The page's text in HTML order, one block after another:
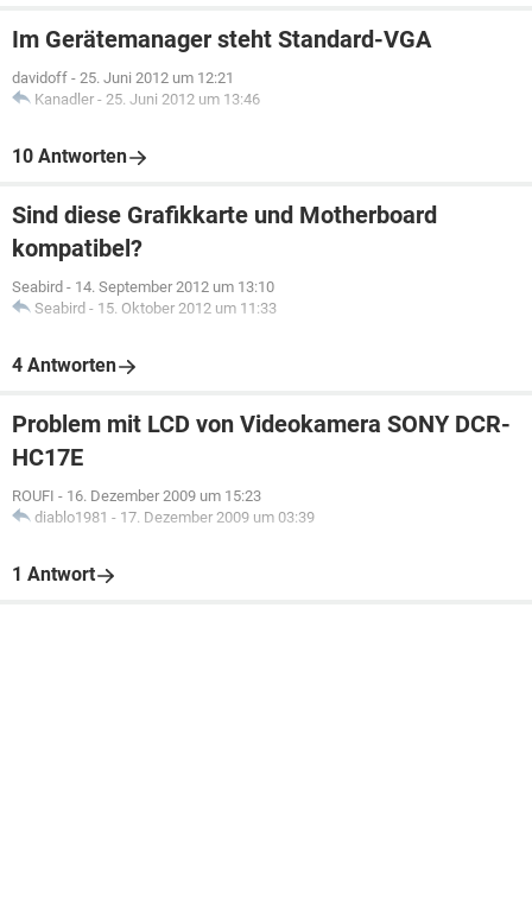
Im Gerätemanager steht Standard-VGA
davidoff - 25. Juni 2012 um 12:21
Kanadler - 25. Juni 2012 um 13:46
10 Antworten
Sind diese Grafikkarte und Motherboard
kompatibel?
Seabird - 14. September 2012 um 13:10
Seabird - 15. Oktober 2012 um 11:33
4 Antworten
Problem mit LCD von Videokamera SONY DCR-
HC17E
ROUFI - 16. Dezember 2009 um 15:23
diablo1981 - 17. Dezember 2009 um 03:39
1 Antwort